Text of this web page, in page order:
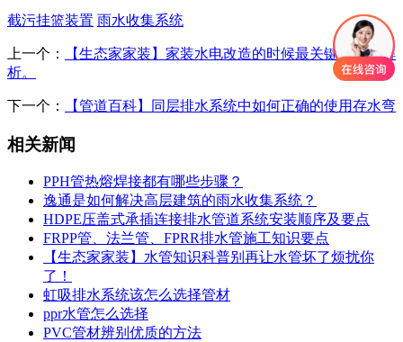
截污挂篮装置 雨水收集系统
上一个：
【生态家家装】家装水电改造的时候最关键的地方解
析。
下一个： 【管道百科】同层排水系统中如何正确的使用存水弯
相关新闻
PPH管热熔焊接都有哪些步骤？
逸通是如何解决高层建筑的雨水收集系统？
HDPE压盖式承插连接排水管道系统安装顺序及要点
FRPP管、法兰管、FPRR排水管施工知识要点
【生态家家装】水管知识科普别再让水管坏了烦扰你
了！
虹吸排水系统该怎么选择管材
ppr水管怎么选择
PVC管材辨别优质的方法